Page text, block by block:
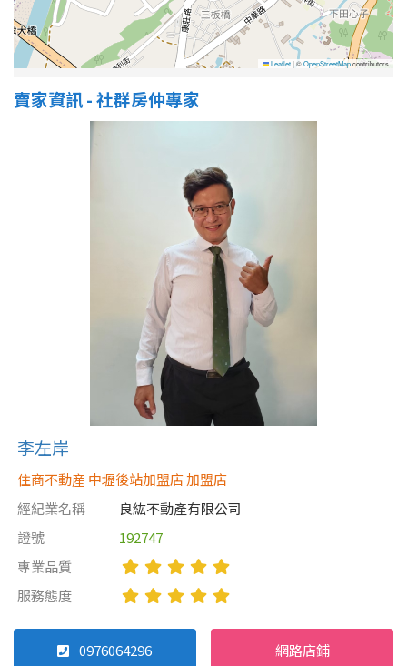
30-40 年
Leaflet|©OpenStreetMapcontributors
賣家資訊 - 社群房仲專家
李左岸
住商不動産 中壢後站加盟店 加盟店
經紀業名稱
良紘不動產有限公司
證號
192747
專業品質
服務態度
0976064296 網路店鋪